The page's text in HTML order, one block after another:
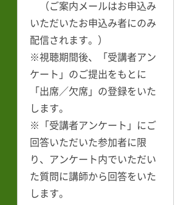
（ご案内メールはお申込み
いただいたお申込み者にのみ
配信されます。）
※視聴期間後、「受講者アン
ケート」のご提出をもとに
「出席／欠席」の登録をいた
します。
※「受講者アンケート」にご
回答いただいた参加者に限
り、アンケート内でいただい
た質問に講師から回答をいた
します。